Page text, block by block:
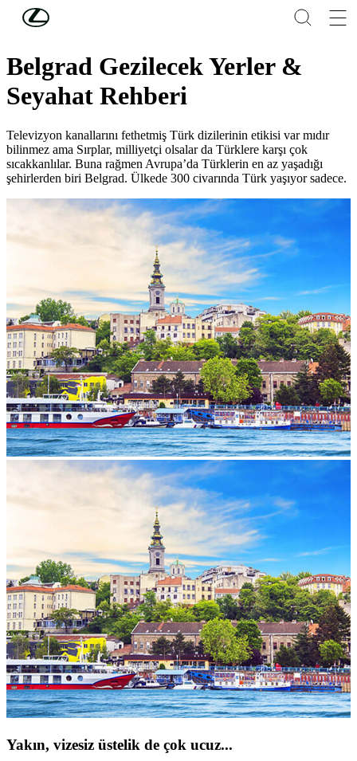
Skip to Main Content
Lifestyle
Belgrad Gezilecek Yerler &
Seyahat Rehberi
Televizyon kanallarını fethetmiş Türk dizilerinin etikisi var mıdır
bilinmez ama Sırplar, milliyetçi olsalar da Türklere karşı çok
sıcakkanlılar. Buna rağmen Avrupa’da Türklerin en az yaşadığı
şehirlerden biri Belgrad. Ülkede 300 civarında Türk yaşıyor sadece.
Yakın, vizesiz üstelik de çok ucuz...